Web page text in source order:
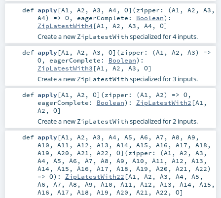
def apply[A1 , A2 , A3 , A4 , O] (zipper: (A1 , A2 , A3 ,
A4) => O, eagerComplete: Boolean) :
ZipLatestWith4 [A1 , A2 , A3 , A4 , O]
Create a new ZipLatestWith specialized for 4 inputs.
def apply[A1 , A2 , A3 , O] (zipper: (A1 , A2 , A3) =>
O, eagerComplete: Boolean) :
ZipLatestWith3 [A1 , A2 , A3 , O]
Create a new ZipLatestWith specialized for 3 inputs.
def apply[A1 , A2 , O] (zipper: (A1 , A2) => O,
eagerComplete: Boolean) : ZipLatestWith2 [A1 ,
A2 , O]
Create a newZipLatestWith specialized for 2 inputs.
def apply[A1 , A2 , A3 , A4 , A5 , A6 , A7 , A8 , A9 ,
A10 , A11 , A12 , A13 , A14 , A15 , A16 , A17 , A18 ,
A19 , A20 , A21 , A22 , O] (zipper: (A1 , A2 , A3 ,
A4 , A5 , A6 , A7 , A8 , A9 , A10 , A11 , A12 , A13 ,
A14 , A15 , A16 , A17 , A18 , A19 , A20 , A21 , A22)
=> O) : ZipLatestWith22 [A1 , A2 , A3 , A4 , A5 ,
A6 , A7 , A8 , A9 , A10 , A11 , A12 , A13 , A14 , A15 ,
A16 , A17 , A18 , A19 , A20 , A21 , A22 , O]